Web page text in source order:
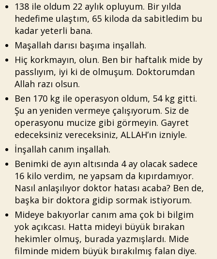
138 ile oldum 22 aylık opluyum. Bir yılda
hedefime ulaştım, 65 kiloda da sabitledim bu
kadar yeterli bana.
Maşallah darısı başıma inşallah.
Hiç korkmayın, olun. Ben bir haftalık mide by
passlıyım, iyi ki de olmuşum. Doktorumdan
Allah razı olsun.
Ben 170 kg ile operasyon oldum, 54 kg gitti.
Şu an yeniden vermeye çalışıyorum. Siz de
operasyonu mucize gibi görmeyin. Gayret
edeceksiniz vereceksiniz, ALLAH’ın izniyle.
İnşallah canım inşallah.
Benimki de ayın altısında 4 ay olacak sadece
16 kilo verdim, ne yapsam da kıpırdamıyor.
Nasıl anlaşılıyor doktor hatası acaba? Ben de,
başka bir doktora gidip sormak istiyorum.
Mideye bakıyorlar canım ama çok bi bilgim
yok açıkcası. Hatta mideyi büyük bırakan
hekimler olmuş, burada yazmışlardı. Mide
filminde midem büyük bırakılmış falan diye.